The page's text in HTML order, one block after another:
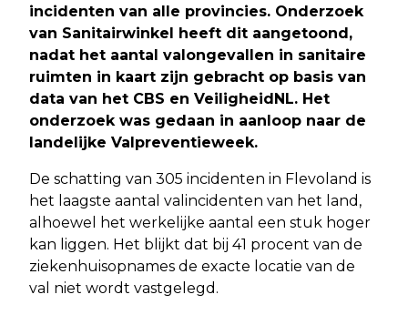
incidenten van alle provincies. Onderzoek
van Sanitairwinkel heeft dit aangetoond,
nadat het aantal valongevallen in sanitaire
ruimten in kaart zijn gebracht op basis van
data van het CBS en VeiligheidNL. Het
onderzoek was gedaan in aanloop naar de
landelijke Valpreventieweek.
De schatting van 305 incidenten in Flevoland is
het laagste aantal valincidenten van het land,
alhoewel het werkelijke aantal een stuk hoger
kan liggen. Het blijkt dat bij 41 procent van de
ziekenhuisopnames de exacte locatie van de
val niet wordt vastgelegd.